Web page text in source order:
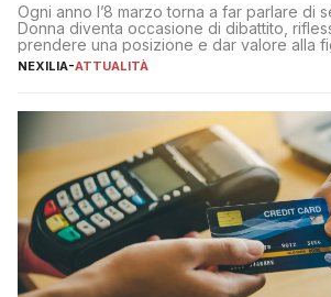
Ogni anno l’8 marzo torna a far parlare di
Donna diventa occasione di dibattito,
prendere una posizione e dar valore alla
sua complessità e crucialità. A lanciare un
NEXILIA-ATTUALITÀ